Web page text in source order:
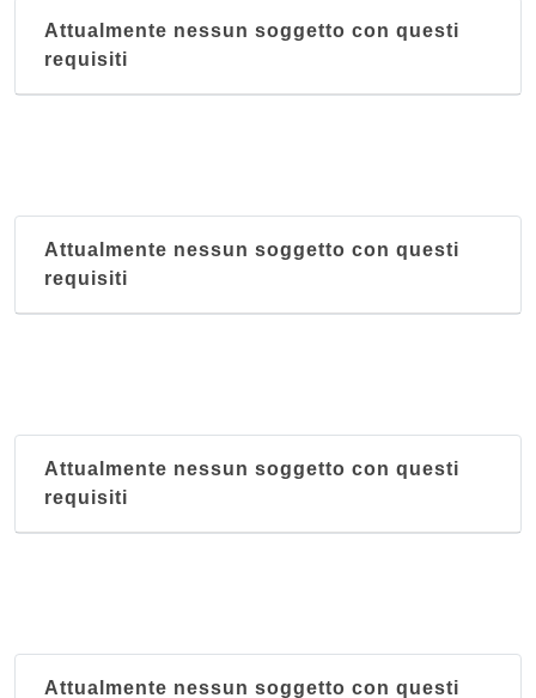
Attualmente nessun soggetto con questi
requisiti
Attualmente nessun soggetto con questi
requisiti
Attualmente nessun soggetto con questi
requisiti
Attualmente nessun soggetto con questi